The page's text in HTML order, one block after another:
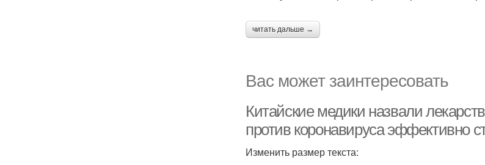
читать дальше →
Вас может заинтересовать
Китайские медики назвали
против коронавируса эффективно
Изменить размер текста: